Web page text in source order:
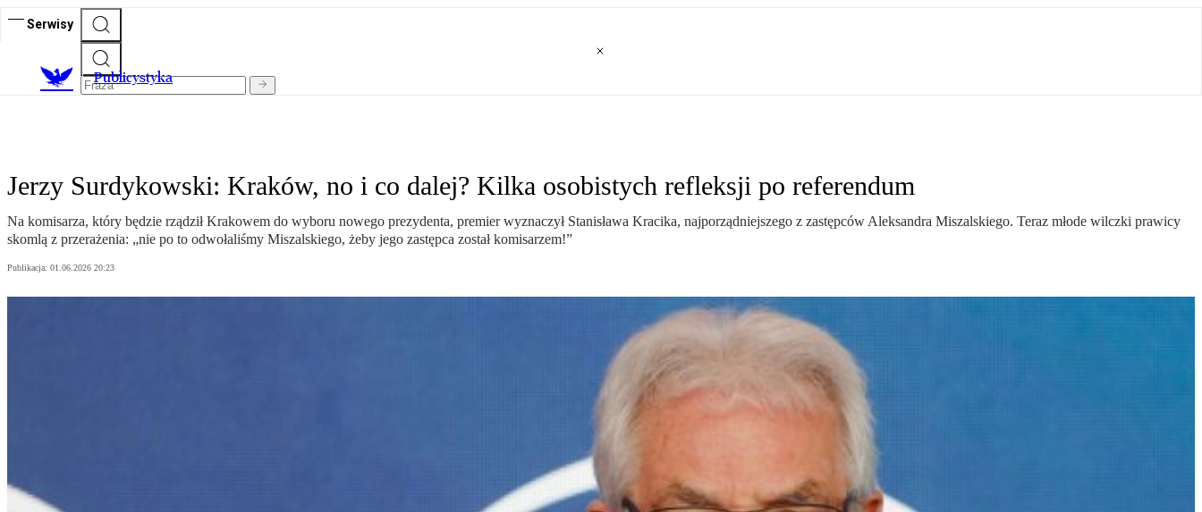
Serwisy
Publicystyka
Jerzy Surdykowski: Kraków, no i co dalej? Kilka osobistych refleksji po referendum
Na komisarza, który będzie rządził Krakowem do wyboru nowego prezydenta, premier wyznaczył Stanisława Kracika, najporządniejszego z zastępców Aleksandra Miszalskiego. Teraz młode wilczki prawicy
skomlą z przerażenia: „nie po to odwołaliśmy Miszalskiego, żeby jego zastępca został komisarzem!”
Publikacja: 01.06.2026 20:23